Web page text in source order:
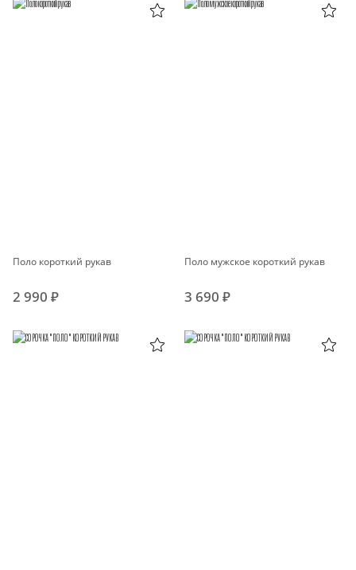
Поло короткий рукав
2 990 ₽
Поло мужское короткий рукав
3 690 ₽